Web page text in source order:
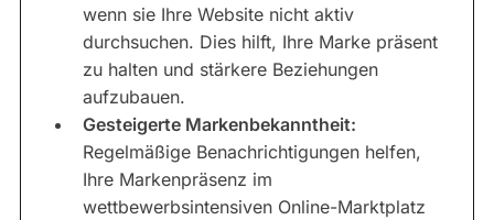
wenn sie Ihre Website nicht aktiv
durchsuchen. Dies hilft, Ihre Marke präsent
zu halten und stärkere Beziehungen
aufzubauen.
Gesteigerte Markenbekanntheit:
Regelmäßige Benachrichtigungen helfen,
Ihre Markenpräsenz im
wettbewerbsintensiven Online-Marktplatz